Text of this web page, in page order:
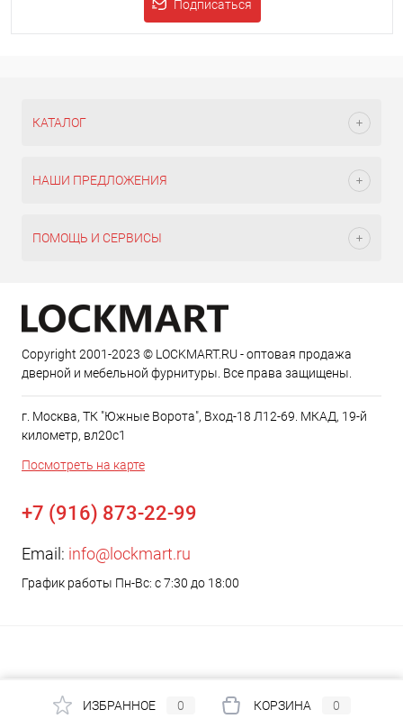
Подписаться
КАТАЛОГ
НАШИ ПРЕДЛОЖЕНИЯ
ПОМОЩЬ И СЕРВИСЫ
Copyright 2001-2023 © LOCKMART.RU - оптовая продажа
дверной и мебельной фурнитуры. Все права защищены.
г. Москва, ТК "Южные Ворота", Вход-18 Л12-69. МКАД, 19-й
километр, вл20с1
Посмотреть на карте
+7 (916) 873-22-99
Email: info@lockmart.ru
График работы Пн-Вс: с 7:30 до 18:00
ИЗБРАННОЕ 0 КОРЗИНА 0